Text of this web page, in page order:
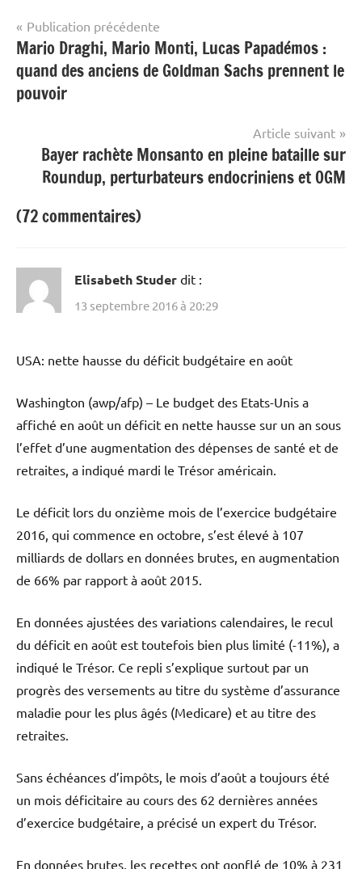
Navigation
de
l’article
Publication précédente
Mario Draghi, Mario Monti, Lucas Papadémos :
quand des anciens de Goldman Sachs prennent le
pouvoir
Article suivant
Bayer rachète Monsanto en pleine bataille sur
Roundup, perturbateurs endocriniens et OGM
(72 commentaires)
Elisabeth Studer dit :
13 septembre 2016 à 20:29
USA: nette hausse du déficit budgétaire en août
Washington (awp/afp) – Le budget des Etats-Unis a
affiché en août un déficit en nette hausse sur un an sous
l’effet d’une augmentation des dépenses de santé et de
retraites, a indiqué mardi le Trésor américain.
Le déficit lors du onzième mois de l’exercice budgétaire
2016, qui commence en octobre, s’est élevé à 107
milliards de dollars en données brutes, en augmentation
de 66% par rapport à août 2015.
En données ajustées des variations calendaires, le recul
du déficit en août est toutefois bien plus limité (-11%), a
indiqué le Trésor. Ce repli s’explique surtout par un
progrès des versements au titre du système d’assurance
maladie pour les plus âgés (Medicare) et au titre des
retraites.
Sans échéances d’impôts, le mois d’août a toujours été
un mois déficitaire au cours des 62 dernières années
d’exercice budgétaire, a précisé un expert du Trésor.
En données brutes, les recettes ont gonflé de 10% à 231